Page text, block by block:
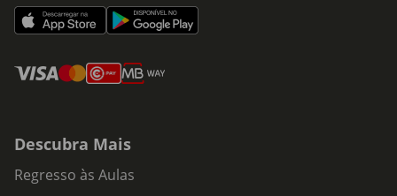
Descubra Mais
Regresso às Aulas